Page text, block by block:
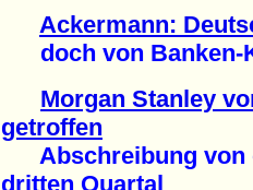
Ackermann:
doch von Banken-
Morgan Stanley
getroffen
Abschreibung von
dritten Quartal